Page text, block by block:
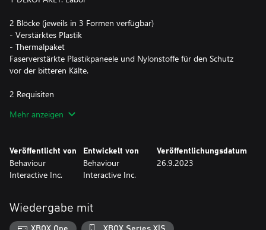
2 Blöcke (jeweils in 3 Formen verfügbar)
- Verstärktes Plastik
- Thermalpaket
Faserverstärkte Plastikpaneele und Nylonstoffe für den Schutz
vor der bitteren Kälte.
2 Requisiten
- Laborcomputer
1 animierte Requisite
- Klappriger Ventilator
Ferne zu hören sind.
8 Aufkleber
Mehr anzeigen
Veröffentlicht von
Behaviour
Interactive Inc.
Entwickelt von
Behaviour
Interactive Inc.
Veröffentlichungsdatum
26.9.2023
Wiedergabe mit